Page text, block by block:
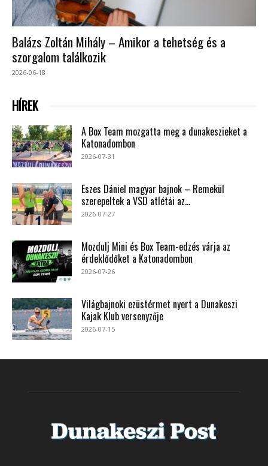
Balázs Zoltán Mihály – Amikor a tehetség és a
szorgalom találkozik
2026-06-18
HÍREK
A Box Team mozgatta meg a dunakeszieket a
Katonadombon
2026-07-31
Eszes Dániel magyar bajnok – Remekül
szerepeltek a VSD atlétái az...
2026-07-27
Mozdulj Mini és Box Team-edzés várja az
érdeklődőket a Katonadombon
2026-07-26
Világbajnoki ezüstérmet nyert a Dunakeszi
Kajak Klub versenyzője
2026-07-15